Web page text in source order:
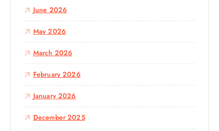
June 2026
May 2026
March 2026
February 2026
January 2026
December 2025